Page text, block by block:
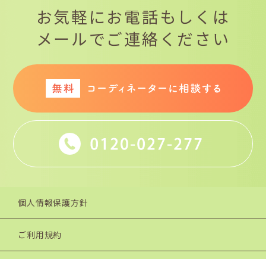
お気軽にお電話もしくは
メールでご連絡ください
個人情報保護方針
ご利用規約